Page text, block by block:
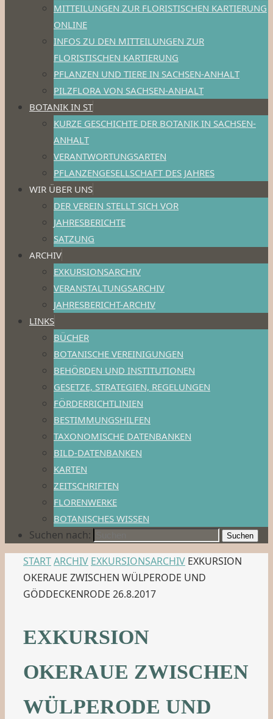
MITTEILUNGEN ZUR FLORISTISCHEN KARTIERUNG
ONLINE
INFOS ZU DEN MITTEILUNGEN ZUR
FLORISTISCHEN KARTIERUNG
PFLANZEN UND TIERE IN SACHSEN-ANHALT
PILZFLORA VON SACHSEN-ANHALT
BOTANIK IN ST
KURZE GESCHICHTE DER BOTANIK IN SACHSEN-
ANHALT
VERANTWORTUNGSARTEN
PFLANZENGESELLSCHAFT DES JAHRES
WIR ÜBER UNS
DER VEREIN STELLT SICH VOR
JAHRESBERICHTE
SATZUNG
ARCHIV
EXKURSIONSARCHIV
VERANSTALTUNGSARCHIV
JAHRESBERICHT-ARCHIV
LINKS
BÜCHER
BOTANISCHE VEREINIGUNGEN
BEHÖRDEN UND INSTITUTIONEN
GESETZE, STRATEGIEN, REGELUNGEN
FÖRDERRICHTLINIEN
BESTIMMUNGSHILFEN
TAXONOMISCHE DATENBANKEN
BILD-DATENBANKEN
KARTEN
ZEITSCHRIFTEN
FLORENWERKE
BOTANISCHES WISSEN
Suchen nach: Suchen
STARTARCHIV EXKURSIONSARCHIV EXKURSION
OKERAUE ZWISCHEN WÜLPERODE UND
GÖDDECKENRODE 26.8.2017
EXKURSION
OKERAUE ZWISCHEN
WÜLPERODE UND